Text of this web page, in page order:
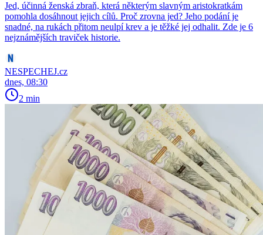
Jed, účinná ženská zbraň, která některým slavným aristokratkám
pomohla dosáhnout jejich cílů. Proč zrovna jed? Jeho podání je
snadné, na rukách přitom neulpí krev a je těžké jej odhalit. Zde je 6
nejznámějších traviček historie.
NESPECHEJ.cz
dnes, 08:30
2 min